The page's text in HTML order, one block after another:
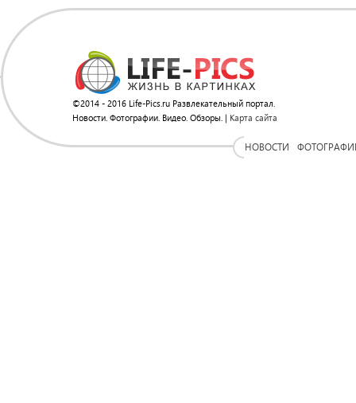
©2014 - 2016 Life-Pics.ru Развлекательный портал.
Новости. Фотографии. Видео. Обзоры. | Карта сайта
НОВОСТИ